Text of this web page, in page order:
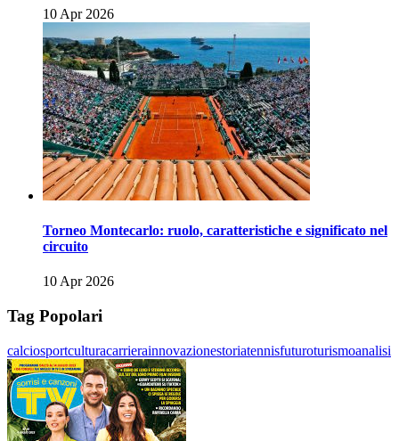
10 Apr 2026
Torneo Montecarlo: ruolo, caratteristiche e significato nel
circuito
10 Apr 2026
Tag Popolari
calciosportculturacarrierainnovazionestoriatennisfuturoturismoanalisi